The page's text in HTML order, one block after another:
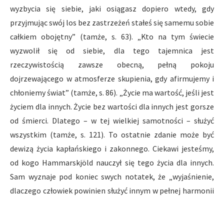
wyzbycia się siebie, jaki osiągasz dopiero wtedy, gdy
przyjmując swój los bez zastrzeżeń stałeś się samemu sobie
całkiem obojętny” (tamże, s. 63). „Kto na tym świecie
wyzwolił się od siebie, dla tego tajemnica jest
rzeczywistością zawsze obecną, pełną pokoju
dojrzewającego w atmosferze skupienia, gdy afirmujemy i
chłoniemy świat” (tamże, s. 86). „Życie ma wartość, jeśli jest
życiem dla innych. Życie bez wartości dla innych jest gorsze
od śmierci. Dlatego – w tej wielkiej samotności – służyć
wszystkim (tamże, s. 121). To ostatnie zdanie może być
dewizą życia kapłańskiego i zakonnego. Ciekawi jesteśmy,
od kogo Hammarskjöld nauczył się tego życia dla innych.
Sam wyznaje pod koniec swych notatek, że „wyjaśnienie,
dlaczego człowiek powinien służyć innym w pełnej harmonii